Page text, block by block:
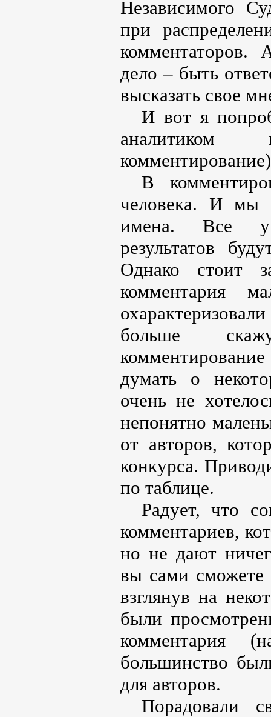
Независимого
при
комментаторов.
дело – быть
высказать свое
И вот я
аналитиком
В
человека. И мы
имена. Все
результатов
Однако стоит
комментария
больше
думать о
очень не
непонятно
от авторов,
конкурса.
по таблице.
Радует, что
комментариев,
но не дают
вы сами сможете
взглянув на
были
комментария
большинство
для авторов.
Порадовали